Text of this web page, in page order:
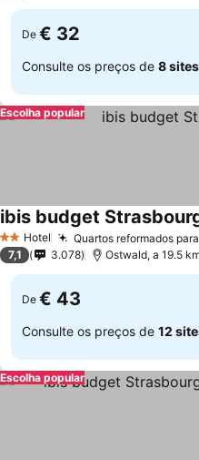
De € 32
Consulte os preços de 8 sites
Escolha popular
2 Estrelas
Hotel Quartos reformados
ibis budget
7,1 3.078 Ostwald, a 19.5
De € 43
Consulte os preços de 12
Escolha popular